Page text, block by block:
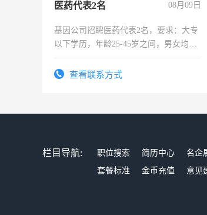
医药代表2名 08月09日
基因公司招聘医药代表2名，要求：大专
以下学历，年龄25-45岁之间，男女均
表或者有医学资质的优先，底薪+绩效，
查看联系方式
栏目导航: 职位搜索 简历中心 名企
套餐标准
金币充值 意见